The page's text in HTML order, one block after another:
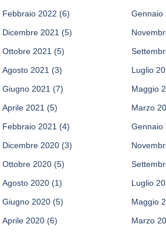
Febbraio 2022 (6) Gennaio
Dicembre 2021 (5)
Ottobre 2021 (5)
Agosto 2021 (3) Luglio
Giugno 2021 (7) Maggio
Aprile 2021 (5) Marzo
Febbraio 2021 (4) Gennaio
Dicembre 2020 (3)
Ottobre 2020 (5)
Agosto 2020 (1) Luglio
Giugno 2020 (5) Maggio
Aprile 2020 (6) Marzo